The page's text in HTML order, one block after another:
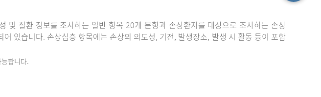
및 질환 정보를 조사하는 일반 항목 20개 문항과 손상환자를 대상으로 조사하는 손상
있습니다. 손상심층 항목에는 손상의 의도성, 기전, 발생장소, 발생 시 활동 등이 포함
합니다.